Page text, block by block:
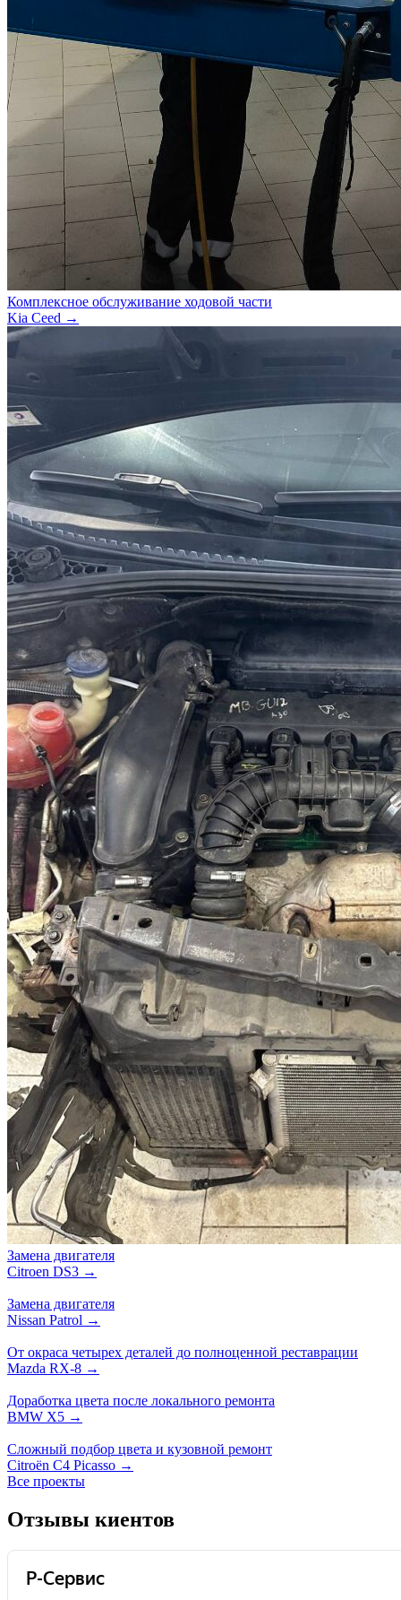
Комплексное обслуживание ходовой части
Kia Ceed →
Замена двигателя
Citroen DS3 →
Замена двигателя
Nissan Patrol →
От окраса четырех деталей до полноценной реставрации
Mazda RX-8 →
Доработка цвета после локального ремонта
BMW X5 →
Сложный подбор цвета и кузовной ремонт
Citroën C4 Picasso →
Все проекты
Отзывы киентов